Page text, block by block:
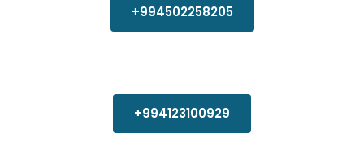
+994502258205
+994123100929